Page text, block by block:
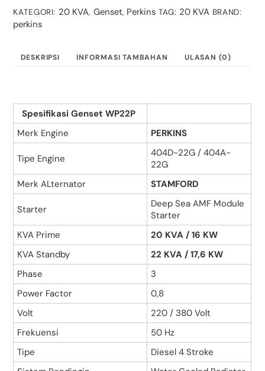
GENSET
PERKINS
STAMFORD
KVA
KATEGORI: 20 KVA, Genset, Perkins TAG: 20 KVA BRAND:
perkins
DESKRIPSI INFORMASI TAMBAHAN ULASAN (0)
Spesifikasi Genset WP22P
Merk Engine
PERKINS
Tipe Engine
404D-22G / 404A-
22G
Merk ALternator
STAMFORD
Starter
Deep Sea AMF Module
Starter
KVA Prime
20 KVA / 16 KW
KVA Standby
22 KVA / 17,6 KW
Phase
3
Power Factor
0,8
Volt
220 / 380 Volt
Frekuensi
50 Hz
Tipe
Diesel 4 Stroke